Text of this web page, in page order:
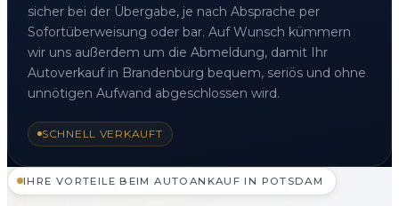
sicher bei der Übergabe, je nach Absprache per
Sofortüberweisung oder bar. Auf Wunsch kümmern
wir uns außerdem um die Abmeldung, damit Ihr
Autoverkauf in Brandenburg bequem, seriös und ohne
unnötigen Aufwand abgeschlossen wird.
SCHNELL VERKAUFT
IHRE VORTEILE BEIM AUTOANKAUF IN POTSDAM